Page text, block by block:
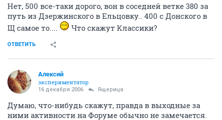
Нет, 500 все-таки дорого, вон в соседней ветке 380 за
путь из Дзержинского в Ельцовку.. 400 с Донского в
Щ самое то....
Что скажут Классики?
ОТВЕТИТЬ
Алексий
экспериментатор
16 декабря 2006 Ящерица
Думаю, что-нибудь скажут, правда в выходные за
ними активности на Форуме обычно не замечается.